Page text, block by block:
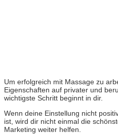
Um erfolgreich mit Massage zu
Eigenschaften auf privater und
wichtigste Schritt beginnt in dir.
Wenn deine Einstellung nicht
ist, wird dir nicht einmal die
Marketing weiter helfen.